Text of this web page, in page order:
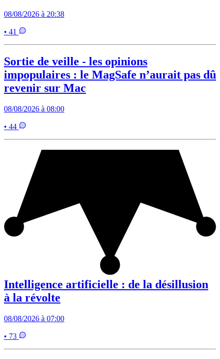
08/08/2026 à 20:38
• 41
Sortie de veille - les opinions
impopulaires : le MagSafe n’aurait pas dû
revenir sur Mac
08/08/2026 à 08:00
• 44
Intelligence artificielle : de la désillusion
à la révolte
08/08/2026 à 07:00
• 73